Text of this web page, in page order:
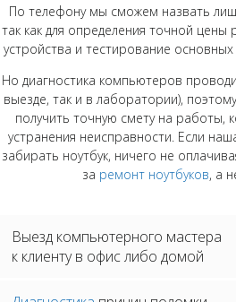
По телефону мы сможем назвать
так как для определения точной цены
устройства и тестирование
Но диагностика компьютеров
выезде, так и в лаборатории),
получить точную смету на работы,
устранения неисправности. Если
забирать ноутбук, ничего не
за ремонт ноутбуков, а
Выезд компьютерного мастера
к клиенту в офис либо домой